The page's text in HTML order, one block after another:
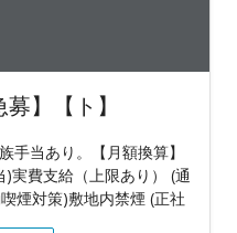
】【ト】
手当あり。【月額換算】
実費支給（上限あり） (通
煙対策)敷地内禁煙 (正社